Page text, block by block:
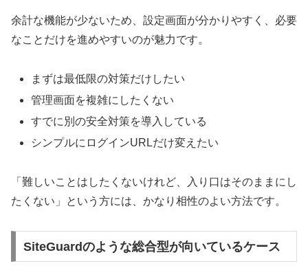
余計な機能が少ないため、設定画面が分かりやすく、必要
なことだけを進めやすいのが魅力です。
まずは最低限の対策だけしたい
管理画面を複雑にしたくない
すでに別の安全対策を導入している
シンプルにログインURLだけ変えたい
「難しいことはしたくないけれど、入り口はそのままにし
たくない」という方には、かなり相性のよい方法です。
SiteGuardのような総合型が向いているケース